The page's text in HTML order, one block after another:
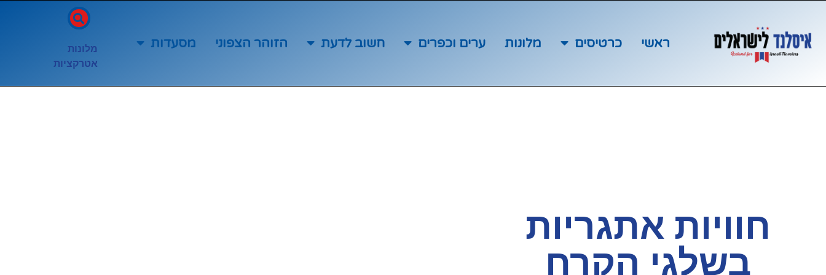
ראשי כרטיסים מלונות ערים וכפרים חשוב לדעת הזוהר הצפוני מסעדות
מלונות
אטרקציות
חוויות אתגריות
בשלגי הקרח